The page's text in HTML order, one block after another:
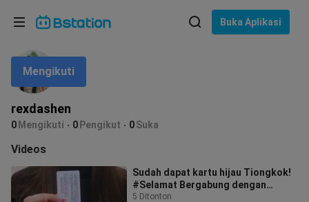
Buka Aplikasi
rexdashen
0 Mengikuti 0 Pengikut 0Suka
Mengikuti
Videos
Sudah dapat kartu hijau Tiongkok!
#Selamat Bergabung dengan
Keluarga Besar Tiongkok
5 Ditonton
Bahasa: Bahasa Indonesia
Pilih bahasa
English
ภาษาไทย
Tiếng Việt
Bahasa Melayu